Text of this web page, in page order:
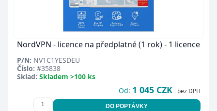
NordVPN - licence na předplatné (1 rok) - 1 licence
P/N: NV1C1YESDEU
Číslo: #35838
Sklad: Skladem >100 ks
Od: 1 045 CZK bez DPH
DO POPTÁVKY